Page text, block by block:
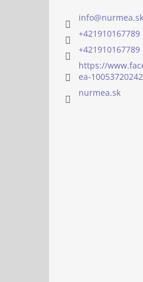
info@nurmea.sk
+421910167789
+421910167789
https://
ea-
nurmea.sk